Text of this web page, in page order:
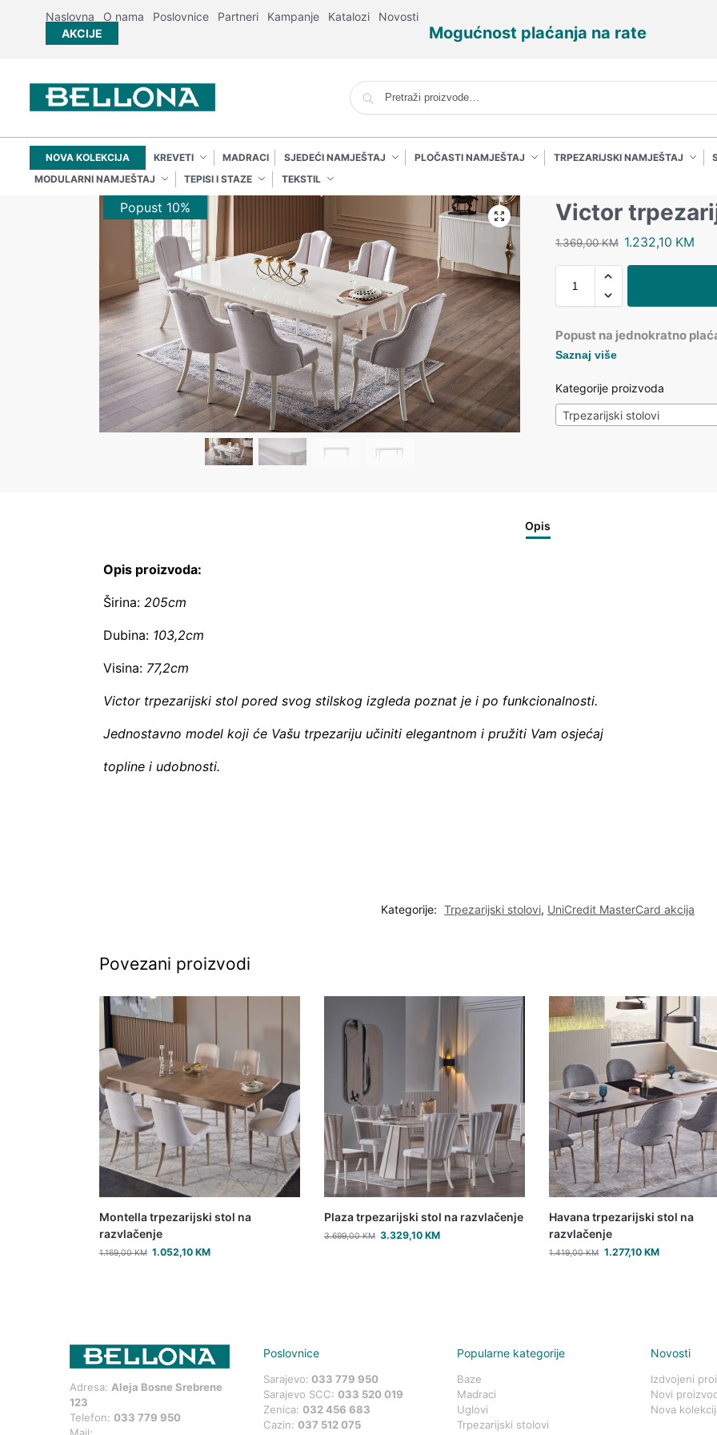
Naslovna O nama Poslovnice Partneri Kampanje Katalozi
Novosti
AKCIJE
Mogućnost plaćanja na rate
NOVA KOLEKCIJA KREVETI MADRACI SJEDEĆI NAMJEŠTAJ PLOČASTI NAMJEŠTAJ TRPEZARIJSKI NAMJEŠTAJ
MODULARNI NAMJEŠTAJ
TEPISI I STAZE TEKSTIL
Popust 10%
Popust 10% Victor
1.369,00KM 1.232,10 KM
Popust na jednokratno
Saznaj više
Kategorije proizvoda
Trpezarijski stolovi
Opis
Opis proizvoda:
Širina: 205cm
Dubina: 103,2cm
Visina: 77,2cm
Victor trpezarijski stol pored svog stilskog izgleda poznat je i po funkcionalnosti.
Jednostavno model koji će Vašu trpezariju učiniti elegantnom i pružiti Vam osjećaj
topline i udobnosti.
Kategorije: Trpezarijski stolovi, UniCredit MasterCard akcija
Povezani proizvodi
Montella trpezarijski stol na
razvlačenje
1.169,00KM 1.052,10KM
Plaza trpezarijski stol na razvlačenje
3.699,00KM 3.329,10KM
Havana trpezarijski stol na
razvlačenje
1.419,00KM 1.277,10 KM
Adresa: Aleja Bosne Srebrene
123
Telefon:033 779 950
Mail:
Poslovnice
Sarajevo: 033 779 950
Sarajevo SCC:033 520 019
Zenica:032 456 683
Cazin:037 512 075
Popularne kategorije
Baze
Madraci
Uglovi
Trpezarijski stolovi
Novosti
Izdvojeni
Novi
Nova